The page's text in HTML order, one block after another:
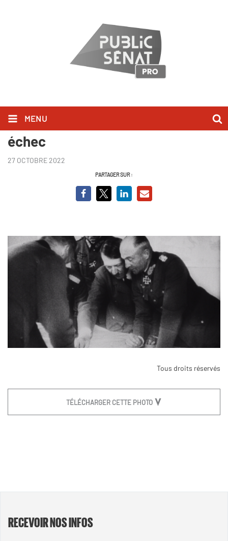
MENU
Guerre des sables, le Reich en
échec
27 OCTOBRE 2022
PARTAGER SUR :
Tous droits réservés
TÉLÉCHARGER CETTE PHOTO
RECEVOIR NOS INFOS